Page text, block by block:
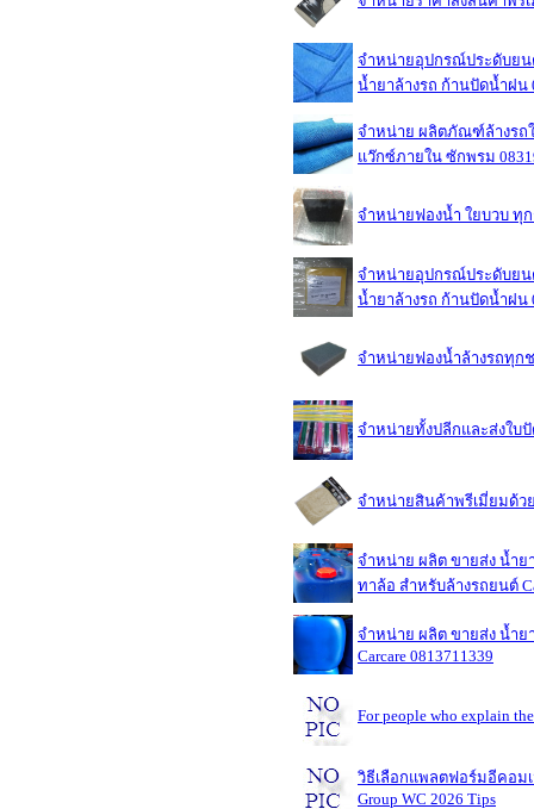
จำหน่ายอุปกรณ์ประดับยน
น้ำยาล้างรถ ก้านปัดน้ำฝน
จำหน่าย ผลิตภัณฑ์ล้างรถ
แว๊กซ์ภายใน ซักพรม
จำหน่ายฟองน้ำ ใยบวบ ทุ
จำหน่ายอุปกรณ์ประดับยน
น้ำยาล้างรถ ก้านปัดน้ำฝน
จำหน่ายฟองน้ำล้างรถทุก
จำหน่ายทั้งปลีกและส่งใบ
จำหน่ายสินค้าพรีเมี่ยมด้ว
จำหน่าย ผลิต ขายส่ง น้ำย
ทาล้อ สำหรับล้างรถยนต์
จำหน่าย ผลิต ขายส่ง น้ำย
Carcare 0813711339
For people who explain
วิธีเลือกแพลตฟอร์มอีคอม
Group WC 2026 Tips